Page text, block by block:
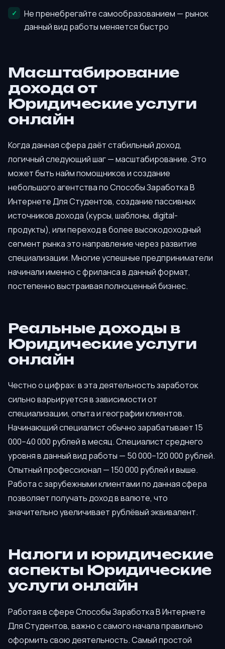
Не пренебрегайте самообразованием — рынок
данный вид работы меняется быстро
Масштабирование
дохода от
Юридические услуги
онлайн
Когда данная сфера даёт стабильный доход,
логичный следующий шаг — масштабирование. Это
может быть найм помощников и создание
небольшого агентства по Способы Заработка В
Интернете Для Студентов, создание пассивных
источников дохода (курсы, шаблоны, digital-
продукты), или переход в более высокодоходный
сегмент рынка это направление через развитие
специализации. Многие успешные предприниматели
начинали именно с фриланса в данный формат,
постепенно выстраивая полноценный бизнес.
Реальные доходы в
Юридические услуги
онлайн
Честно о цифрах: в эта деятельность заработок
сильно варьируется в зависимости от
специализации, опыта и географии клиентов.
Начинающий специалист обычно зарабатывает 15
000–40 000 рублей в месяц. Специалист среднего
уровня в данный вид работы — 50 000–120 000 рублей.
Опытный профессионал — 150 000 рублей и выше.
Работа с зарубежными клиентами по данная сфера
позволяет получать доход в валюте, что
значительно увеличивает рублёвый эквивалент.
Налоги и юридические
аспекты Юридические
услуги онлайн
Работая в сфере Способы Заработка В Интернете
Для Студентов, важно с самого начала правильно
оформить свою деятельность. Самый простой